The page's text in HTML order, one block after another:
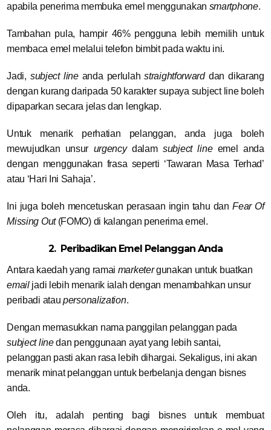
apabila penerima membuka emel menggunakan smartphone.
Tambahan pula, hampir 46% pengguna lebih memilih untuk
membaca emel melalui telefon bimbit pada waktu ini.
Jadi, subject lineanda perlulahstraightforward dan dikarang
dengan kurang daripada 50 karakter supaya subject line boleh
dipaparkan secara jelas dan lengkap.
Untuk menarik perhatian pelanggan, anda juga boleh
mewujudkan unsur urgencydalamsubject lineemel anda
dengan menggunakan frasa seperti ‘Tawaran Masa Terhad’
atau ‘Hari Ini Sahaja’.
Ini juga boleh mencetuskan perasaan ingin tahu danFear Of
Missing Out (FOMO) di kalangan penerima emel.
2. Peribadikan Emel Pelanggan Anda
Antara kaedah yang ramai marketergunakan untuk buatkan
email jadi lebih menarik ialah dengan menambahkan unsur
peribadi ataupersonalization.
Dengan memasukkan nama panggilan pelanggan pada
subject linedan penggunaan ayat yang lebih santai,
pelanggan pasti akan rasa lebih dihargai. Sekaligus, ini akan
menarik minat pelanggan untuk berbelanja dengan bisnes
anda.
Oleh itu, adalah penting bagi bisnes untuk membuat